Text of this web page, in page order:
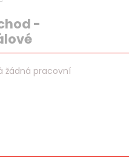
-
žádná pracovní